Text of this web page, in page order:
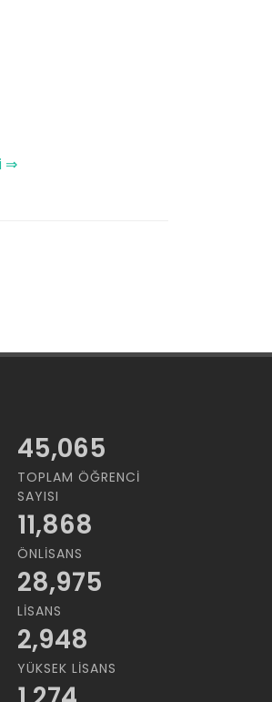
⇒
45,065
TOPLAM ÖĞRENCI
SAYISI
11,868
ÖNLISANS
28,975
LISANS
2,948
YÜKSEK LISANS